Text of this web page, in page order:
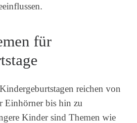
für
reichen von
Einhörner bis hin zu
Kinder sind Themen wie